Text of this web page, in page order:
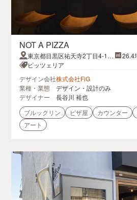
NOT A PIZZA
東京都目黒区祐天寺2丁目4-13
祐天寺ビル1階
26.4
ピッツェリア
デザイン会社株式会社FiG
業種・業態
デザイン・設計のみ
デザイナー
長谷川 裕也
ブルックリン
ピザ屋 カウンター
アート